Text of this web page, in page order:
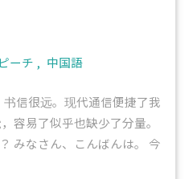
ーチ , 中国語
信很远。现代通信便捷了我
容易了似乎也缺少了分量。
みなさん、こんばんは。 今